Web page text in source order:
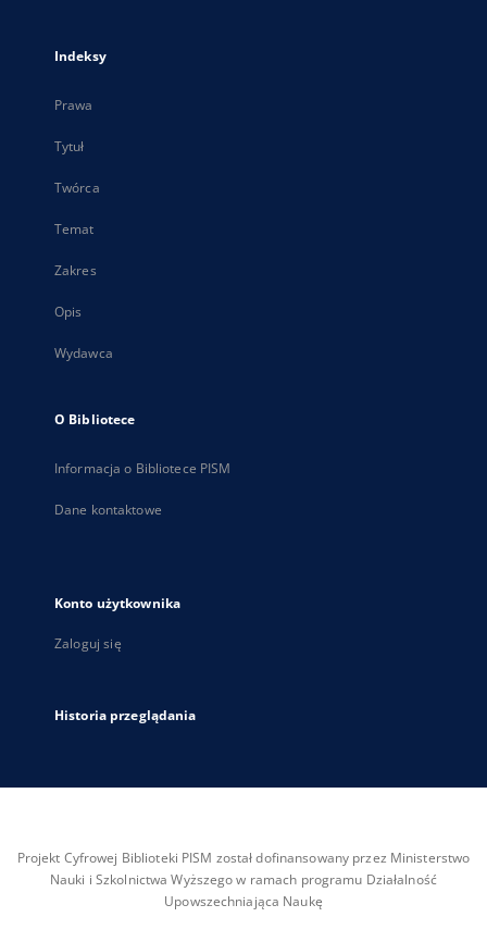
Indeksy
Prawa
Tytuł
Twórca
Temat
Zakres
Opis
Wydawca
O Bibliotece
Informacja o Bibliotece PISM
Dane kontaktowe
Konto użytkownika
Zaloguj się
Historia przeglądania
Projekt Cyfrowej Biblioteki PISM został dofinansowany przez Ministerstwo
Nauki i Szkolnictwa Wyższego w ramach programu Działalność
Upowszechniająca Naukę